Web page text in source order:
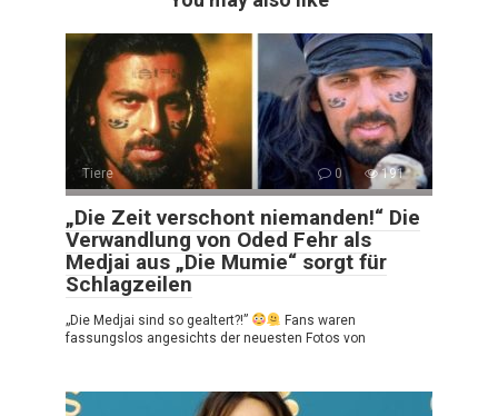
Tiere 0 191
„Die Zeit verschont niemanden!“ Die
Verwandlung von Oded Fehr als
Medjai aus „Die Mumie“ sorgt für
Schlagzeilen
„Die Medjai sind so gealtert?!”
Fans waren
fassungslos angesichts der neuesten Fotos von